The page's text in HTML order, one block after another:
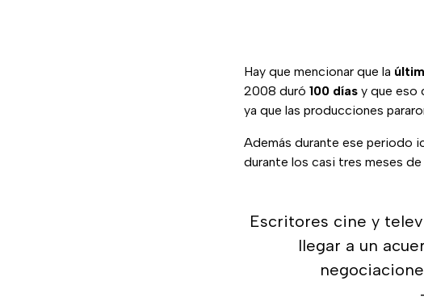
Hay que mencionar que la
2008 duró 100 días y que eso
ya que las producciones
Además durante ese periodo
durante los casi tres meses de
Escritores cine y
llegar a un